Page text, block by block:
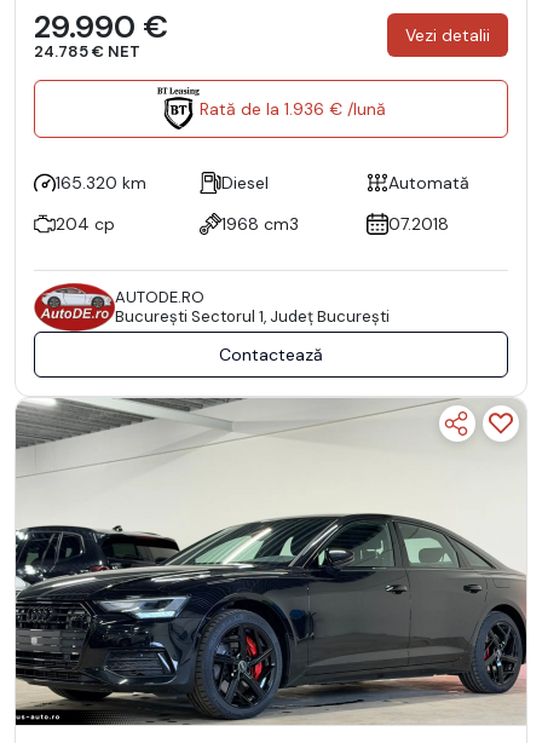
29.990 €
24.785 € NET
Vezi detalii
Rată de la 1.936 € /lună
165.320 km Diesel
Automată
204 cp
1968 cm3 07.2018
AUTODE.RO
Bucureşti Sectorul 1, Județ București
Contactează